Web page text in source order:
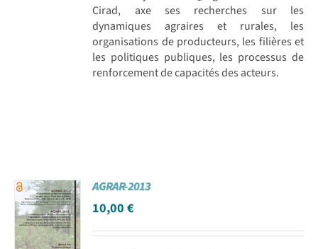
Cirad, axe ses recherches sur les
dynamiques agraires et rurales, les
organisations de producteurs, les filières et
les politiques publiques, les processus de
renforcement de capacités des acteurs.
AGRAR-2013
10,00€